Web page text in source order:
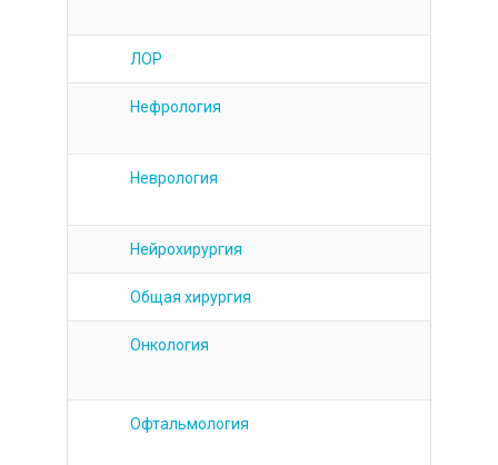
Нефрология
Нейрохирургия
Онкология